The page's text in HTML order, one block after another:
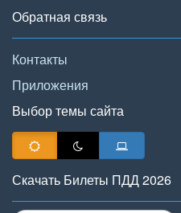
Обратная связь
Контакты
Приложения
Выбор темы сайта
Скачать Билеты ПДД 2026